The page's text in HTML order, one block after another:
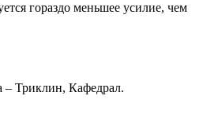
гораздо меньшее усилие, чем
– Триклин, Кафедрал.